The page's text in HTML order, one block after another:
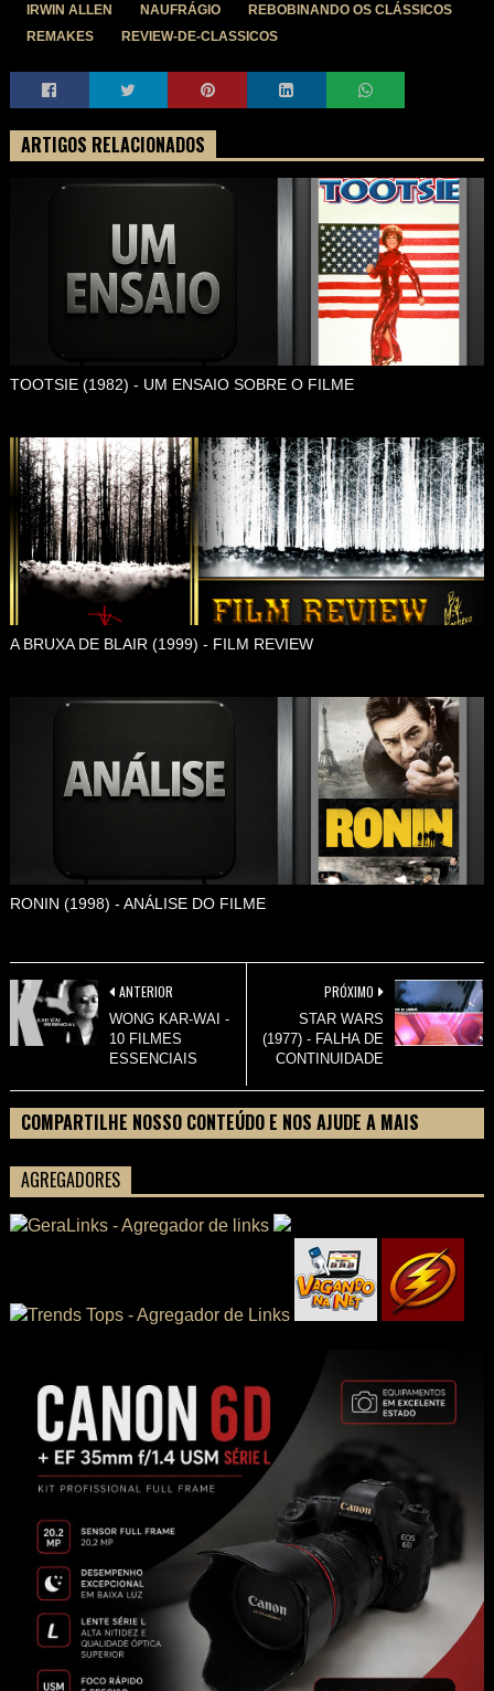
IRWIN ALLEN
NAUFRÁGIO
REBOBINANDO OS CLÁSSICOS
REMAKES
REVIEW-DE-CLASSICOS
ARTIGOS RELACIONADOS
TOOTSIE (1982) - UM ENSAIO SOBRE O FILME
A BRUXA DE BLAIR (1999) - FILM REVIEW
RONIN (1998) - ANÁLISE DO FILME
PRÓXIMO
STAR WARS
(1977) - FALHA DE
CONTINUIDADE
ANTERIOR
WONG KAR-WAI -
10 FILMES
ESSENCIAIS
COMPARTILHE NOSSO CONTEÚDO E NOS AJUDE A MAIS
AGREGADORES